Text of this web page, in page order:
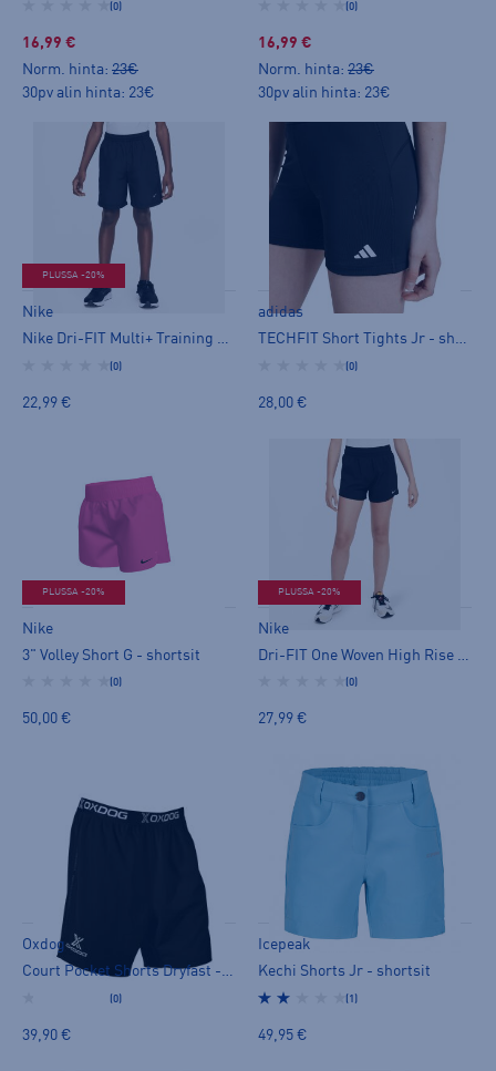
(0)
16,99 €
Norm. hinta: 23€
30pv alin hinta: 23€
(0)
16,99 €
Norm. hinta: 23€
30pv alin hinta: 23€
PLUSSA -20%
Nike
Nike Dri-FIT Multi+ Training Shorts Jr - shortsit
(0)
22,99 €
adidas
TECHFIT Short Tights Jr - shortsit
(0)
28,00 €
PLUSSA -20%
Nike
3" Volley Short G - shortsit
(0)
50,00 €
PLUSSA -20%
Nike
Dri-FIT One Woven High Rise Shorts Jr - shortsit
(0)
27,99 €
Oxdog
Court Pocket Shorts Dryfast - shortsit
(0)
39,90 €
Icepeak
Kechi Shorts Jr - shortsit
(1)
49,95 €